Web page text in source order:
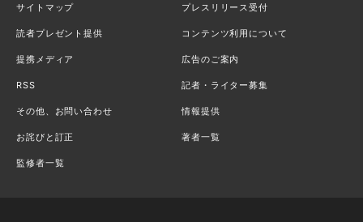
サイトマップ プレスリリース受付
読者プレゼント提供 コンテンツ利用について
提携メディア 広告のご案内
RSS 記者・ライター募集
その他、お問い合わせ 情報提供
お詫びと訂正 著者一覧
監修者一覧